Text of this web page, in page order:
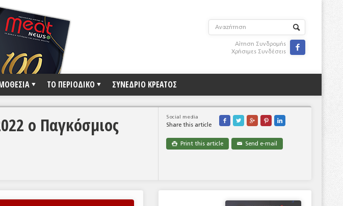
Αίτηση Συνδρομής
Χρήσιμες Συνδέσεις

ΤΟ ΠΕΡΙΟΔΙΚΟ ΣΥΝΕΔΡΙΟ ΚΡΕΑΤΟΣ
Social media
Share this article
    
 Print this article ✉ Send e-mail
ο Παγκόσμιος